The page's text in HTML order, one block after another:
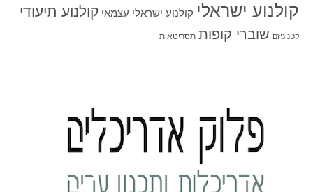
קולנוע ישראלי קולנוע ישראלי עצמאי קולנוע תיעודי
קטנוניזם שוברי קופות תסריטאות